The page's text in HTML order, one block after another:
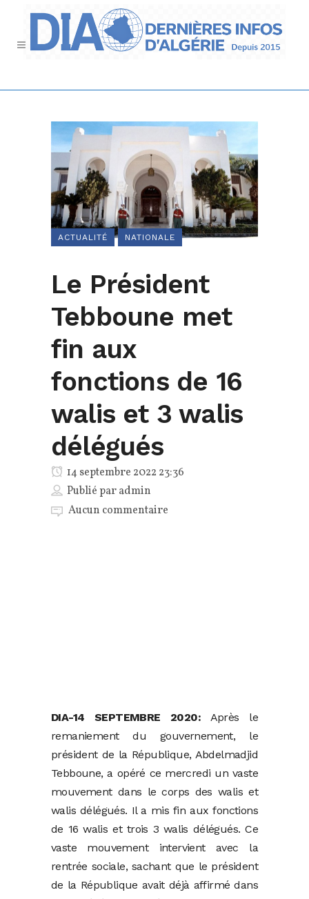
ACTUALITÉ NATIONALE
Le Président
Tebboune met
fin aux
fonctions de 16
walis et 3 walis
délégués
14 septembre 2022 23:36
Publié paradmin
Aucun commentaire
DIA-14 SEPTEMBRE 2020: Après le
remaniement du gouvernement, le
président de la République, Abdelmadjid
Tebboune, a opéré ce mercredi un vaste
mouvement dans le corps des walis et
walis délégués. Il a mis fin aux fonctions
de 16 walis et trois 3 walis délégués. Ce
vaste mouvement intervient avec la
rentrée sociale, sachant que le président
de la République avait déjà affirmé dans